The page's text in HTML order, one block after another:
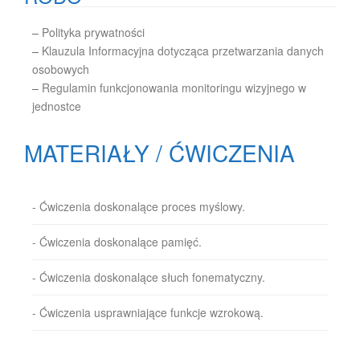
– Polityka prywatności
– Klauzula Informacyjna dotycząca przetwarzania danych
osobowych
– Regulamin funkcjonowania monitoringu wizyjnego w
jednostce
MATERIAŁY / ĆWICZENIA
- Ćwiczenia doskonalące proces myślowy.
- Ćwiczenia doskonalące pamięć.
- Ćwiczenia doskonalące słuch fonematyczny.
- Ćwiczenia usprawniające funkcje wzrokową.